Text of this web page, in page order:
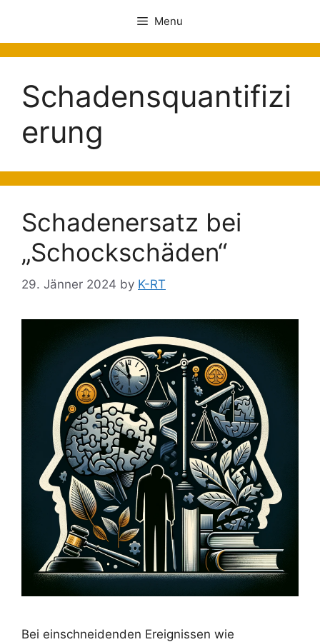
Menu
Schadensquantifizi
erung
Schadenersatz bei
„Schockschäden“
29. Jänner 2024 by K-RT
Bei einschneidenden Ereignissen wie